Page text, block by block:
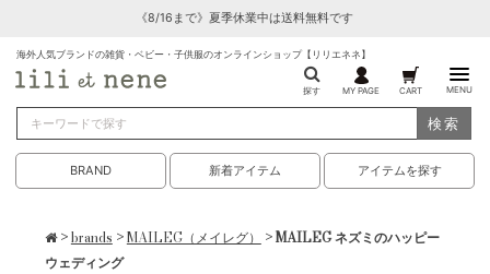
《8/16まで》夏季休業中は送料無料です
海外人気ブランドの雑貨・ベビー・子供服のオンラインショップ【リリエネネ】
探す MY PAGE CART MENU
検索
BRAND 新着アイテム アイテムを探す
>brands >MAILEG（メイレグ） > MAILEG ネズミのハッピー
ウェディング